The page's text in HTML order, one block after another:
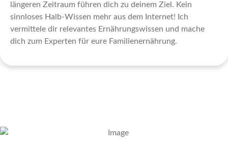
längeren Zeitraum führen dich zu deinem Ziel. Kein
sinnloses Halb-Wissen mehr aus dem Internet! Ich
vermittele dir relevantes Ernährungswissen und mache
dich zum Experten für eure Familienernährung.